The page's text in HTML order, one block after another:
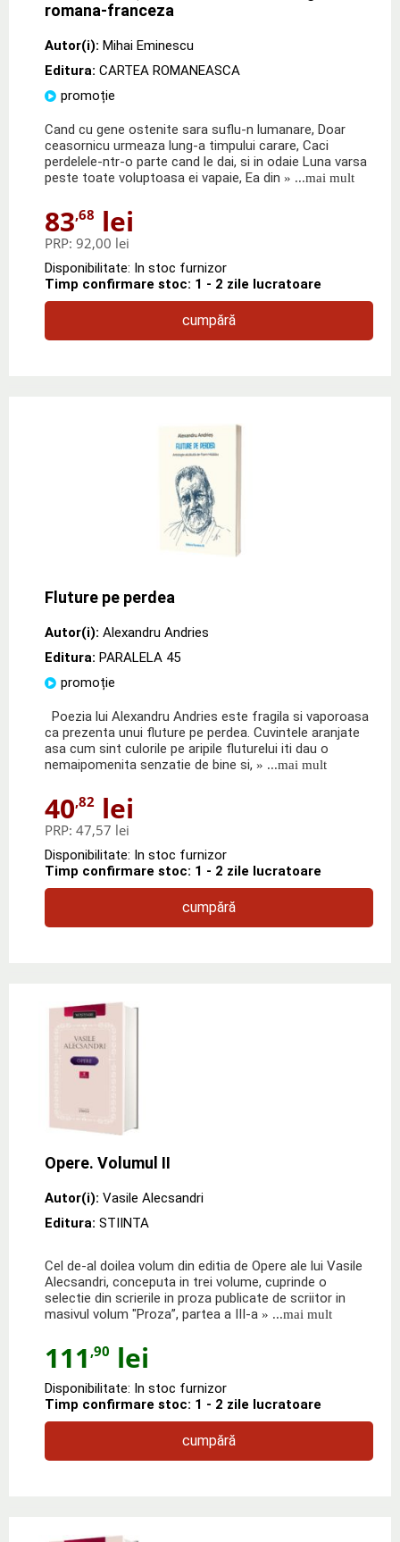
romana-franceza
Autor(i): Mihai Eminescu
Editura: CARTEA ROMANEASCA
promoție
Cand cu gene ostenite sara suflu-n lumanare, Doar
ceasornicu urmeaza lung-a timpului carare, Caci
perdelele-ntr-o parte cand le dai, si in odaie Luna varsa
peste toate voluptoasa ei vapaie, Ea din » ...mai mult
83,68 lei
PRP: 92,00 lei
Disponibilitate: In stoc furnizor
Timp confirmare stoc: 1 - 2 zile lucratoare
cumpără
Fluture pe perdea
Autor(i): Alexandru Andries
Editura: PARALELA 45
promoție
Poezia lui Alexandru Andries este fragila si vaporoasa
ca prezenta unui fluture pe perdea. Cuvintele aranjate
asa cum sint culorile pe aripile fluturelui iti dau o
nemaipomenita senzatie de bine si, » ...mai mult
40,82 lei
PRP: 47,57 lei
Disponibilitate: In stoc furnizor
Timp confirmare stoc: 1 - 2 zile lucratoare
cumpără
Opere. Volumul II
Autor(i): Vasile Alecsandri
Editura: STIINTA
Cel de-al doilea volum din editia de Opere ale lui Vasile
Alecsandri, conceputa in trei volume, cuprinde o
selectie din scrierile in proza publicate de scriitor in
masivul volum "Proza”, partea a III-a » ...mai mult
111 ,90 lei
Disponibilitate: In stoc furnizor
Timp confirmare stoc: 1 - 2 zile lucratoare
cumpără